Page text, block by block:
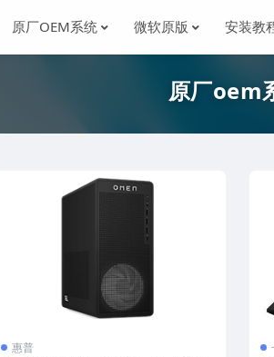
原厂OEM系统 微软原版 安装教
原厂oem
惠普